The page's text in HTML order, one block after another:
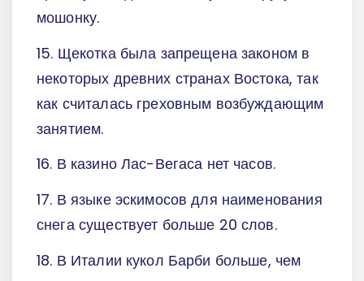
мошонку.
15. Щекотка была запрещена законом в
некоторых древних странах Востока, так
как считалась греховным возбуждающим
занятием.
16. В казино Лас-Вегаса нет часов.
17. В языке эскимосов для наименования
снега существует больше 20 слов.
18. В Италии кукол Барби больше, чем